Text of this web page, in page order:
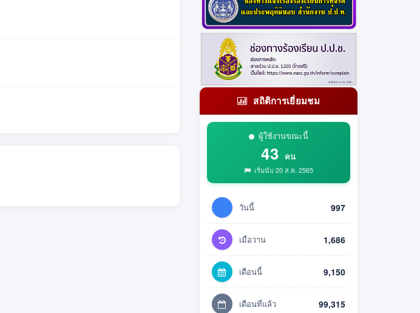
สถิติการเยี่ยมชม
ผู้ใช้งานขณะนี้
43 คน
เริ่มนับ 20 ส.ค. 2565
วันนี้ 997
เมื่อวาน 1,686
เดือนนี้ 9,150
เดือนที่แล้ว 99,315